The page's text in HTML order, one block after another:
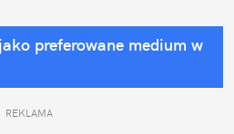
preferowane medium w
REKLAMA